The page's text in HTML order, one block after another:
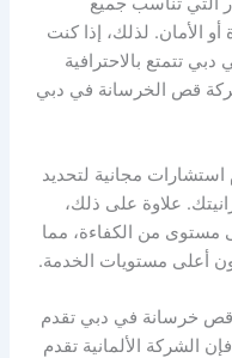
الأمان. لذلك، إذا كنت
تتمتع بالاحترافية
شركة قص الخرسانة في دبي
مجانية لتحديد
علاوة على ذلك،
مستوى من الكفاءة، مما
أعلى مستويات الخدمة.
خرسانة في دبي تقدم
الشركة الألمانية تقدم